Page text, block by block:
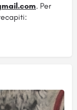
. Per